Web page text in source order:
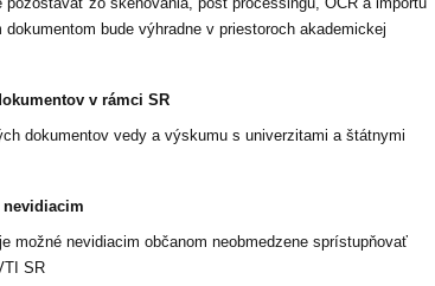
bude výhradne v priestoroch akademickej
v rámci SR
dokumentov vedy a výskumu s univerzitami a štátnymi
možné nevidiacim občanom neobmedzene sprístupňovať
SR